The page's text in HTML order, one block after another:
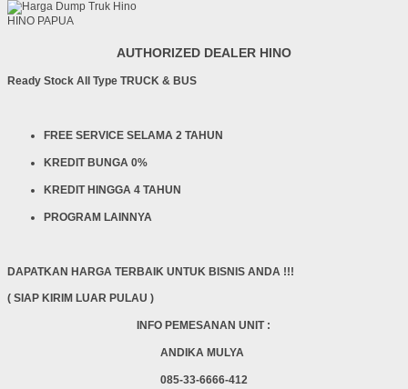
HINO PAPUA
AUTHORIZED DEALER HINO
Ready Stock All Type TRUCK & BUS
FREE SERVICE SELAMA 2 TAHUN
KREDIT BUNGA 0%
KREDIT HINGGA 4 TAHUN
PROGRAM LAINNYA
DAPATKAN HARGA TERBAIK UNTUK BISNIS ANDA !!!
( SIAP KIRIM LUAR PULAU )
INFO PEMESANAN UNIT :
ANDIKA MULYA
085-33-6666-412